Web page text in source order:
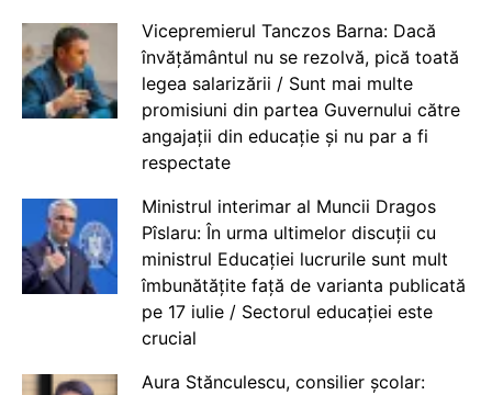
Vicepremierul Tanczos Barna: Dacă
învățământul nu se rezolvă, pică toată
legea salarizării / Sunt mai multe
promisiuni din partea Guvernului către
angajații din educație și nu par a fi
respectate
Ministrul interimar al Muncii Dragos
Pîslaru: În urma ultimelor discuții cu
ministrul Educației lucrurile sunt mult
îmbunătățite față de varianta publicată
pe 17 iulie / Sectorul educației este
crucial
Aura Stănculescu, consilier școlar: